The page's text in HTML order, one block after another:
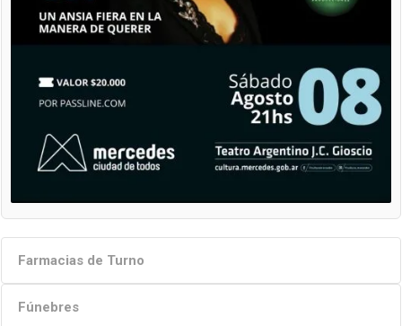
Farmacias de Turno
Fúnebres